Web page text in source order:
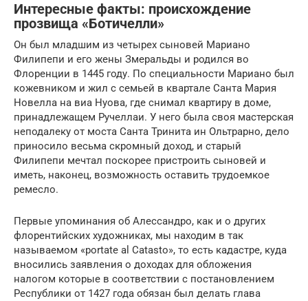
Интересные факты: происхождение
прозвища «Ботичелли»
Он был младшим из четырех сыновей Мариано
Филипепи и его жены Змеральды и родился во
Флоренции в 1445 году. По специальности Мариано был
кожевником и жил с семьей в квартале Санта Мария
Новелла на виа Нуова, где снимал квартиру в доме,
принадлежащем Ручеллаи. У него была своя мастерская
неподалеку от моста Санта Тринита ин Ольтрарно, дело
приносило весьма скромный доход, и старый
Филипепи мечтал поскорее пристроить сыновей и
иметь, наконец, возможность оставить трудоемкое
ремесло.
Первые упоминания об Алессандро, как и о других
флорентийских художниках, мы находим в так
называемом «portate al Catasto», то есть кадастре, куда
вносились заявления о доходах для обложения
налогом которые в соответствии с постановлением
Республики от 1427 года обязан был делать глава